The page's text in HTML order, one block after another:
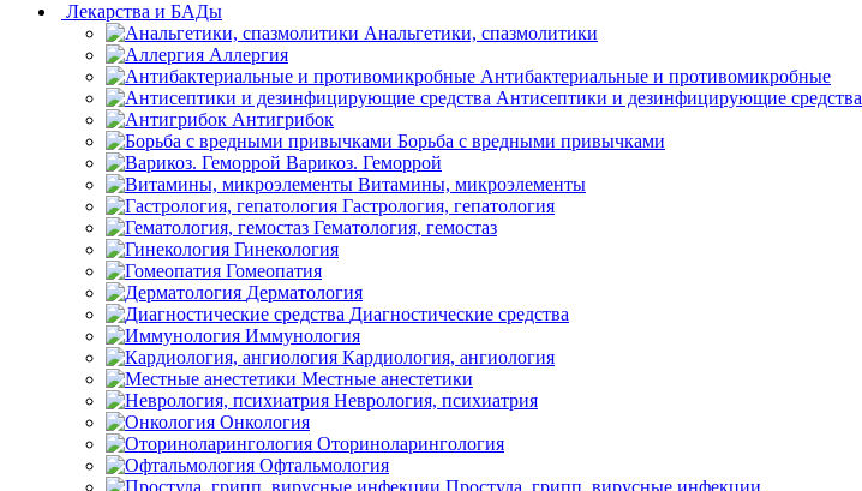
Лекарства и БАДы
Анальгетики, спазмолитики
Аллергия
Антибактериальные и противомикробные
Антисептики и дезинфицирующие средства
Антигрибок
Борьба с вредными привычками
Варикоз. Геморрой
Витамины, микроэлементы
Гастрология, гепатология
Гематология, гемостаз
Гинекология
Гомеопатия
Дерматология
Диагностические средства
Иммунология
Кардиология, ангиология
Местные анестетики
Неврология, психиатрия
Онкология
Оториноларингология
Офтальмология
Простуда, грипп, вирусные инфекции